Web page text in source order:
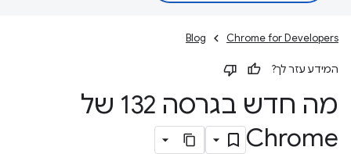
Chrome for Developers
Blog
המידע עזר לך?
מה חדש בגרסה 132 של
Chrome